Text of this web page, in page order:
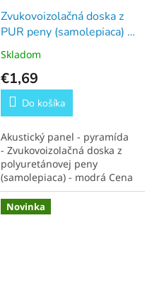
Zvukovoizolačná doska z
PUR peny (samolepiaca) -
modrá- 1.5 cm
Skladom
€1,69
Do košíka
Akustický panel - pyramída
- Zvukovoizolačná doska z
polyuretánovej peny
(samolepiaca) - modrá Cena
je za 1 kus. Rozmery
50x50x1,50 (cm)
Novinka